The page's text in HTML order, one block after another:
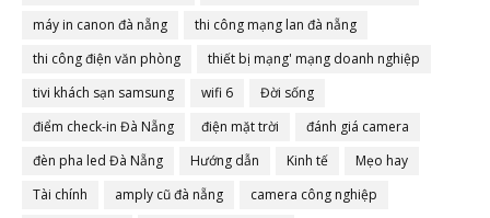
máy in canon đà nẵng
thi công mạng lan đà nẵng
thi công điện văn phòng
thiết bị mạng' mạng doanh nghiệp
tivi khách sạn samsung
wifi 6
Đời sống
điểm check-in Đà Nẵng
điện mặt trời
đánh giá camera
đèn pha led Đà Nẵng
Hướng dẫn Kinh tế
Mẹo hay
Tài chính
amply cũ đà nẵng
camera công nghiệp